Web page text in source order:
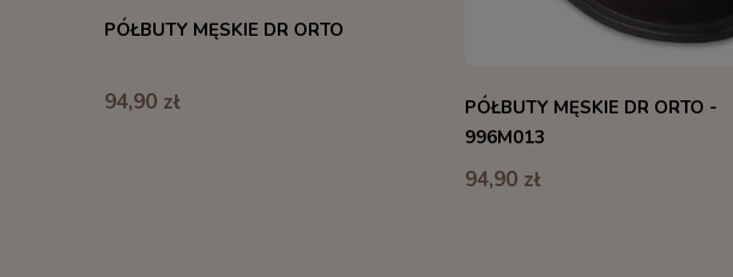
PÓŁBUTY MĘSKIE DR ORTO
94,90 zł
PÓŁBUTY MĘSKIE DR ORTO -
996M013
94,90 zł